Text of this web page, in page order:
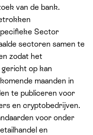
van de bank.
Sector
sectoren samen te
zodat het
op kan
maanden in
te publiceren voor
en cryptobedrijven.
voor onder
en